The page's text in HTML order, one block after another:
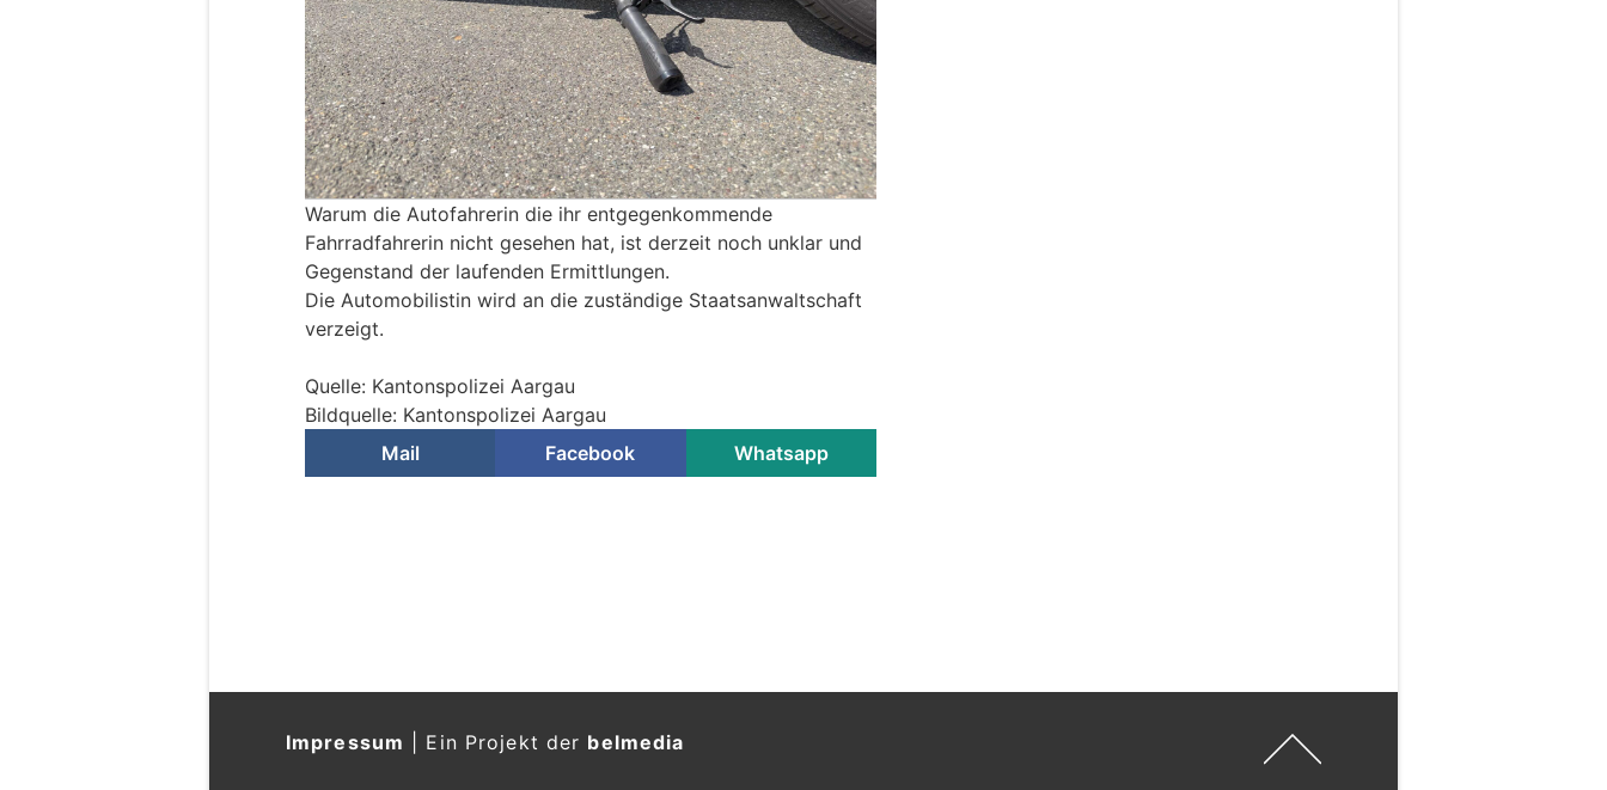
Warum die Autofahrerin die ihr entgegenkommende
Fahrradfahrerin nicht gesehen hat, ist derzeit noch unklar und
Gegenstand der laufenden Ermittlungen.
Die Automobilistin wird an die zuständige Staatsanwaltschaft
verzeigt.
Quelle: Kantonspolizei Aargau
Bildquelle: Kantonspolizei Aargau
Mail
Facebook Whatsapp
Dabei kollidierte sie zunächst frontal mit einem Abfalleimer
wurde mit einem Rettungswagen in ein Spital transportiert. Ihr